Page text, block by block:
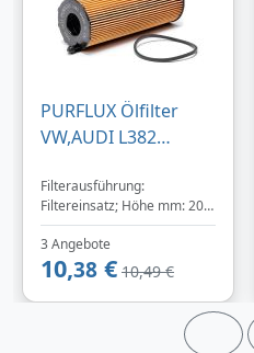
PURFLUX Ölfilter
VW,AUDI L382
für Öl
Filterausführung:
Filtereinsatz; Höhe mm: 200;
Außendurchmesser [mm]:
76; Innendurchmesser
[mm]: 29; Durchmesser 3
[mm]: 29; Baujahr ab:
02/2004, 02/2005, 06/2005,
03/2006, 12/2006, 06/2009;
Fahrgestellnummer (VIN): --
3 Angebote
10,38 € 10,49 €